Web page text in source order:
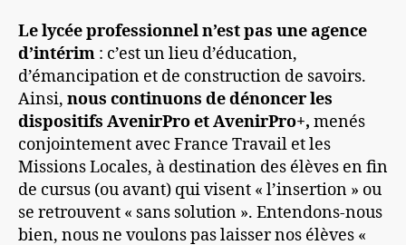
Le lycée professionnel n’est pas une agence
d’intérim : c’est un lieu d’éducation,
d’émancipation et de construction de savoirs.
Ainsi, nous continuons de dénoncer les
dispositifs AvenirPro et AvenirPro+, menés
conjointement avec France Travail et les
Missions Locales, à destination des élèves en fin
de cursus (ou avant) qui visent « l’insertion » ou
se retrouvent « sans solution ». Entendons-nous
bien, nous ne voulons pas laisser nos élèves «